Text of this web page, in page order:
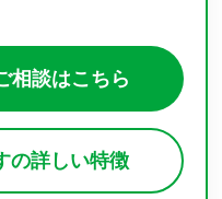
相談はこちら
の詳しい特徴